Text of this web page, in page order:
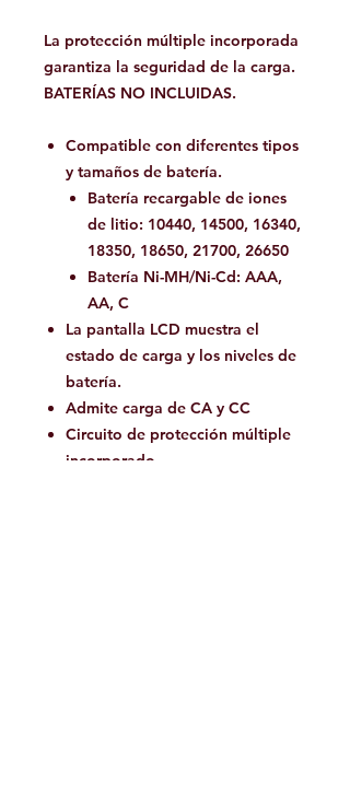
La protección múltiple incorporada
garantiza la seguridad de la carga.
BATERÍAS NO INCLUIDAS.
Compatible con diferentes tipos
y tamaños de batería.
Batería recargable de iones
de litio: 10440, 14500, 16340,
18350, 18650, 21700, 26650
Batería Ni-MH/Ni-Cd: AAA,
AA, C
La pantalla LCD muestra el
estado de carga y los niveles de
batería.
Admite carga de CA y CC
Circuito de protección múltiple
incorporado